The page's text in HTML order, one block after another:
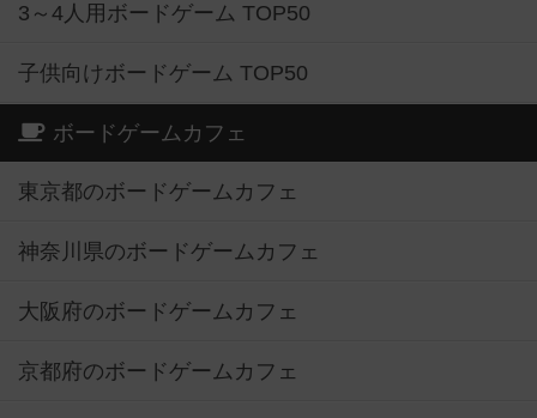
3～4人用ボードゲーム TOP50
子供向けボードゲーム TOP50
ボードゲームカフェ
東京都のボードゲームカフェ
神奈川県のボードゲームカフェ
大阪府のボードゲームカフェ
京都府のボードゲームカフェ